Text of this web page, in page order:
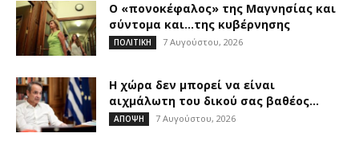
Ο «πονοκέφαλος» της Μαγνησίας και
σύντομα και…της κυβέρνησης
ΠΟΛΙΤΙΚΗ 7 Αυγούστου, 2026
Η χώρα δεν μπορεί να είναι
αιχμάλωτη του δικού σας βαθέος...
ΑΠΟΨΗ 7 Αυγούστου, 2026